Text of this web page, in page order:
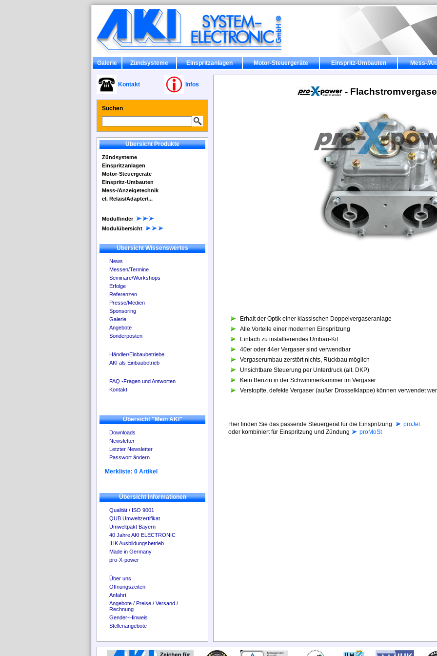
Galerie Zündsysteme Einspritzanlagen Motor-Steuergeräte Einspritz-Umbauten Mess-/
Kontakt Infos
Suchen
Übersicht Produkte
Zündsysteme
Einspritzanlagen
Motor-Steuergeräte
Einspritz-Umbauten
Mess-/Anzeigetechnik
el. Relais/Adapter/...
Modulfinder
Modulübersicht
Übersicht Wissenswertes
News
Messen/Termine
Seminare/Workshops
Erfolge
Referenzen
Presse/Medien
Sponsoring
Galerie
Angebote
Sonderposten
Händler/Einbaubetriebe
AKI als Einbaubetrieb
FAQ -Fragen und Antworten
Kontakt
Übersicht "Mein AKI"
Downloads
Newsletter
Letzter Newsletter
Passwort ändern
Merkliste: 0 Artikel
Übersicht Informationen
Qualität / ISO 9001
QUB Umweltzertifikat
Umweltpakt Bayern
40 Jahre AKI ELECTRONIC
IHK Ausbildungsbetrieb
Made in Germany
pro-X-power
Über uns
Öffnungszeiten
Anfahrt
Angebote / Preise / Versand /
Rechnung
Gender-Hinweis
Stellenangebote
-
Erhalt der Optik einer klassischen Doppelvergaseranlage
Alle Vorteile einer modernen Einspritzung
Einfach zu installierendes Umbau-Kit
40er oder 44er Vergaser sind verwendbar
Vergaserumbau zerstört nichts, Rückbau möglich
Unsichtbare Steuerung per Unterdruck (alt. DKP)
Kein Benzin in der Schwimmerkammer im Vergaser
Verstopfte, defekte Vergaser (außer Drosselklappe) können verwendet
Hier finden Sie das passende Steuergerät für die Einspritzung
proJet
oder kombiniert für Einspritzung und Zündung
proMoSt